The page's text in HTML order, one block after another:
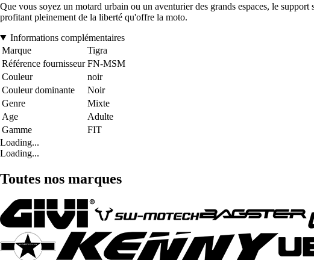
Que vous soyez un motard urbain ou un aventurier des grands espaces, le
profitant pleinement de la liberté qu'offre la moto.
Informations complémentaires
Marque
Tigra
Référence fournisseur FN-MSM
Couleur
noir
Couleur dominante
Noir
Genre
Mixte
Age
Adulte
Gamme
FIT
Loading...
Loading...
Toutes nos marques